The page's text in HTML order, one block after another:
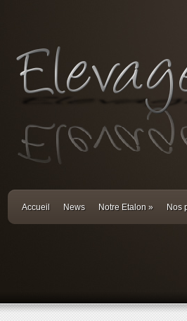
Accueil News Notre Etalon » Nos